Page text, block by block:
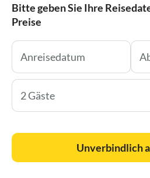
Bitte geben Sie Ihre
Preise
2 Gäste
Unverbindlich